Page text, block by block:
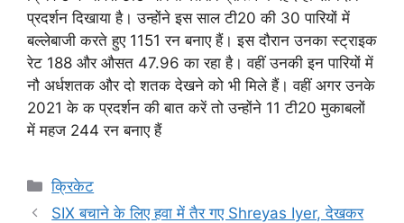
प्रदर्शन दिखाया है। उन्होंने इस साल टी20 की 30 पारियों में
बल्लेबाजी करते हुए 1151 रन बनाए हैं। इस दौरान उनका स्ट्राइक
रेट 188 और औसत 47.96 का रहा है। वहीं उनकी इन पारियों में
नौ अर्धशतक और दो शतक देखने को भी मिले हैं। वहीं अगर उनके
2021 के क प्रदर्शन की बात करें तो उन्होंने 11 टी20 मुकाबलों
में महज 244 रन बनाए हैं
Categories
क्रिकेट
SIX बचाने के लिए हवा में तैर गए Shreyas Iyer, देखकर